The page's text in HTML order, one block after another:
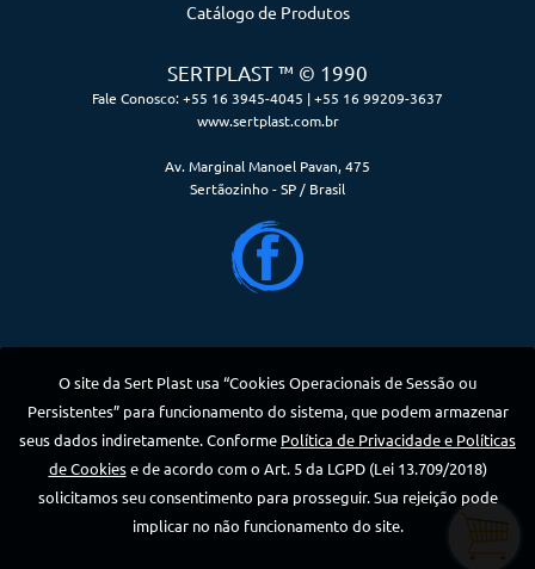
Catálogo de Produtos
SERTPLAST ™ © 1990
Fale Conosco: +55 16 3945-4045 | +55 16 99209-3637
www.sertplast.com.br
Av. Marginal Manoel Pavan, 475
Sertãozinho - SP / Brasil
O site da Sert Plast usa “Cookies Operacionais de Sessão ou
Persistentes” para funcionamento do sistema, que podem armazenar
seus dados indiretamente. Conforme Política de Privacidade e Políticas
de Cookiese de acordo com o Art. 5 da LGPD (Lei 13.709/2018)
solicitamos seu consentimento para prosseguir. Sua rejeição pode
implicar no não funcionamento do site.